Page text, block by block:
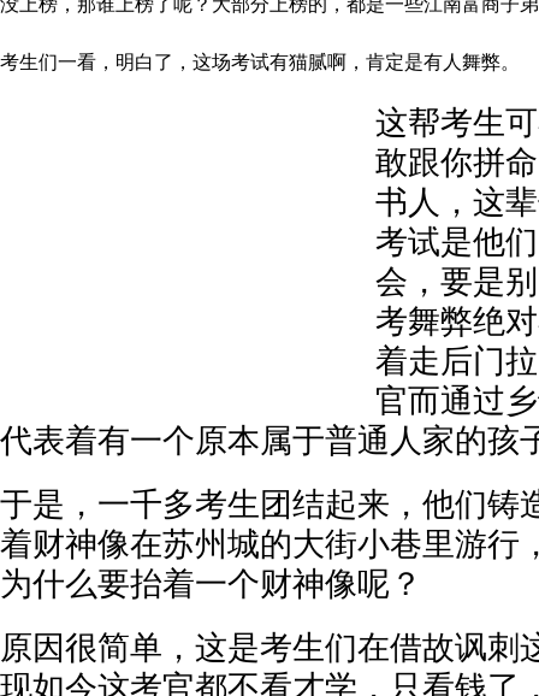
没上榜，那谁上榜了呢？大部分上榜的，都是一些江南富商子
考生们一看，明白了，这场考试有猫腻啊，肯定是有人舞弊。
这帮考生
敢跟你拼
书人，这
考试是他
会，要是
考舞弊绝
着走后门
官而通过
代表着有一个原本属于普通人家的孩
于是，一千多考生团结起来，他们铸
着财神像在苏州城的大街小巷里游行
为什么要抬着一个财神像呢？
原因很简单，这是考生们在借故讽刺
现如今这考官都不看才学，只看钱了